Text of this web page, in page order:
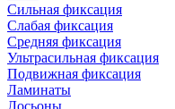
Сильная фиксация
Слабая фиксация
Средняя фиксация
Ультрасильная фиксация
Подвижная фиксация
Ламинаты
Лосьоны